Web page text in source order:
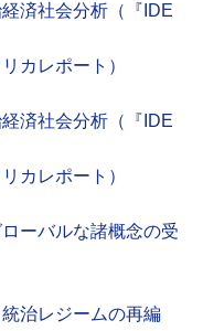
済社会分析（『IDE
カレポート）
済社会分析（『IDE
カレポート）
ーバルな諸概念の受
治レジームの再編